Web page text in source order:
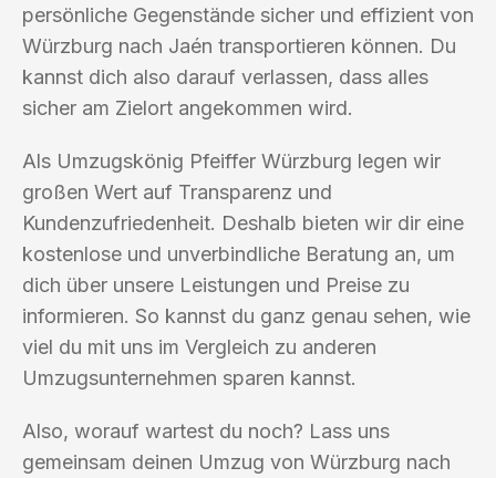
persönliche Gegenstände sicher und effizient von
Würzburg nach Jaén transportieren können. Du
kannst dich also darauf verlassen, dass alles
sicher am Zielort angekommen wird.
Als Umzugskönig Pfeiffer Würzburg legen wir
großen Wert auf Transparenz und
Kundenzufriedenheit. Deshalb bieten wir dir eine
kostenlose und unverbindliche Beratung an, um
dich über unsere Leistungen und Preise zu
informieren. So kannst du ganz genau sehen, wie
viel du mit uns im Vergleich zu anderen
Umzugsunternehmen sparen kannst.
Also, worauf wartest du noch? Lass uns
gemeinsam deinen Umzug von Würzburg nach